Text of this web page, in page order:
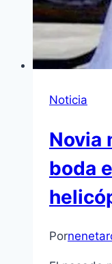
Noticia
Novia
boda
Por